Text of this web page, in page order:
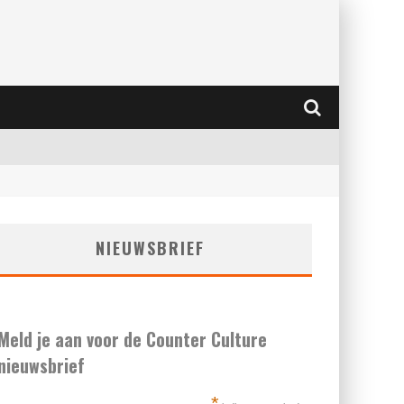
NIEUWSBRIEF
je aan voor de Counter Culture